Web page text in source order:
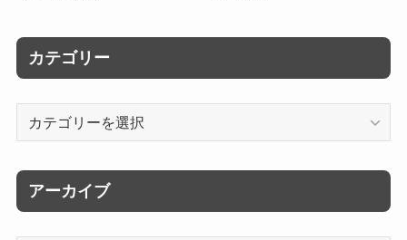
カテゴリー
リ
ー
アーカイブ